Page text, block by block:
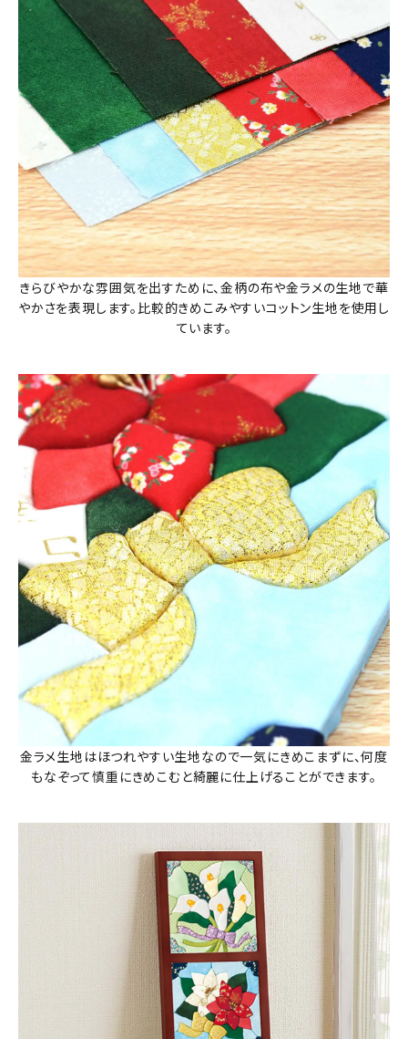
きらびやかな雰囲気を出すために、金柄の布や金ラメの生地で華
やかさを表現します。比較的きめこみやすいコットン生地を使用し
ています。
金ラメ生地はほつれやすい生地なので一気にきめこまずに、何度
もなぞって慎重にきめこむと綺麗に仕上げることができます。